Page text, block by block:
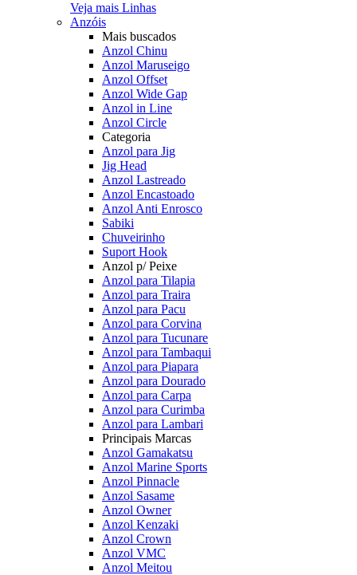
Veja mais Linhas
Anzóis
Mais buscados
Anzol Chinu
Anzol Maruseigo
Anzol Offset
Anzol Wide Gap
Anzol in Line
Anzol Circle
Categoria
Anzol para Jig
Jig Head
Anzol Lastreado
Anzol Encastoado
Anzol Anti Enrosco
Sabiki
Chuveirinho
Suport Hook
Anzol p/ Peixe
Anzol para Tilapia
Anzol para Traira
Anzol para Pacu
Anzol para Corvina
Anzol para Tucunare
Anzol para Tambaqui
Anzol para Piapara
Anzol para Dourado
Anzol para Carpa
Anzol para Curimba
Anzol para Lambari
Principais Marcas
Anzol Gamakatsu
Anzol Marine Sports
Anzol Pinnacle
Anzol Sasame
Anzol Owner
Anzol Kenzaki
Anzol Crown
Anzol VMC
Anzol Meitou